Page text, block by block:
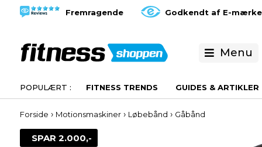
Fremragende Godkendt af E-
Menu
FITNESS TRENDS GUIDES & ARTIKLER
Forside › Motionsmaskiner› Løbebånd › Gåbånd
SPAR 2.000,-